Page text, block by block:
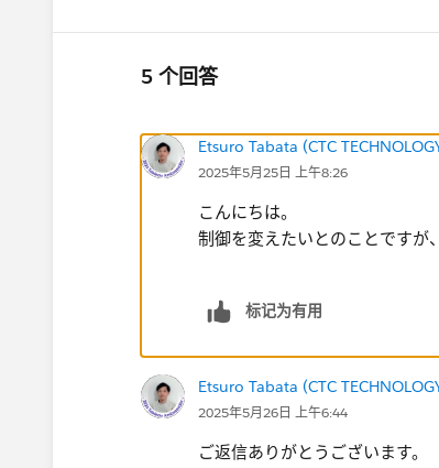
5 个回答
Etsuro Tabata (CTC
2025年5月25日 上午8:26
こんにちは。
制御を変えたいとのことですが
标记为有用
Etsuro Tabata (CTC
2025年5月26日 上午6:44
ご返信ありがとうございます。